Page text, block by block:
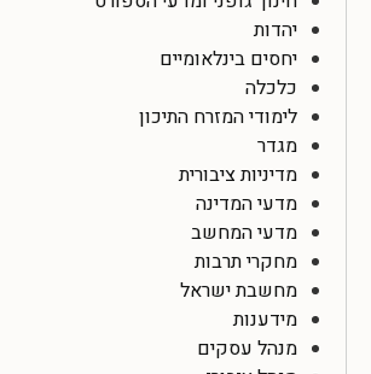
יהדות
יחסים בינלאומיים
כלכלה
לימודי המזרח התיכון
מגדר
מדיניות ציבורית
מדעי המדינה
מדעי המחשב
מחקרי תרבות
מחשבת ישראל
מידענות
מנהל עסקים